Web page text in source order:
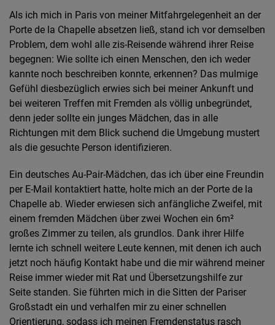
Als ich mich in Paris von meiner Mitfahrgelegenheit an der
Porte de la Chapelle absetzen ließ, stand ich vor demselben
Problem, dem wohl alle zis-Reisende während ihrer Reise
begegnen: Wie sollte ich einen Menschen, den ich weder
kannte noch beschreiben konnte, erkennen? Das mulmige
Gefühl diesbezüglich erwies sich bei meiner Ankunft und
bei weiteren Treffen mit Fremden als völlig unbegründet,
denn jeder sollte ein junges Mädchen, das in alle
Richtungen mit dem Blick suchend die Umgebung mustert
als die gesuchte Person identifizieren.
Ein deutsches Au-Pair-Mädchen, das ich über eine Freundin
per E-Mail kontaktiert hatte, holte mich an der Porte de la
Chapelle ab. Wieder erwiesen sich anfängliche Zweifel, mit
einem fremden Mädchen über zwei Wochen ein 6m²
großes Zimmer zu teilen, als grundlos. Dank ihrer Hilfe
lernte ich schnell weitere Leute kennen, mit denen ich auch
jetzt noch häufig Kontakt habe und die mir während meiner
Reise immer wieder mit Rat und Übersetzungshilfe zur
Seite standen. Sie führten mich in die Sitten der Pariser
Großstadt ein und verhalfen mir zu einer schnellen
Orientierung, sodass ich meinen Fremdenstatus rasch